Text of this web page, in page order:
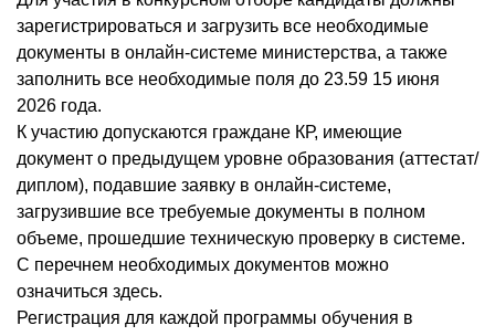
зарегистрироваться и загрузить все необходимые
документы в онлайн-системе министерства, а также
заполнить все необходимые поля до 23.59 15 июня
2026 года.
К участию допускаются граждане КР, имеющие
документ о предыдущем уровне образования (аттестат/
диплом), подавшие заявку в онлайн-системе,
загрузившие все требуемые документы в полном
объеме, прошедшие техническую проверку в системе.
С перечнем необходимых документов можно
означиться здесь.
Регистрация для каждой программы обучения в